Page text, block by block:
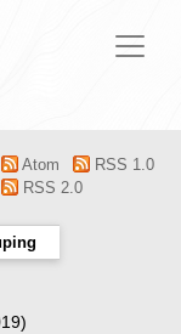
Atom
RSS 1.0
RSS 2.0